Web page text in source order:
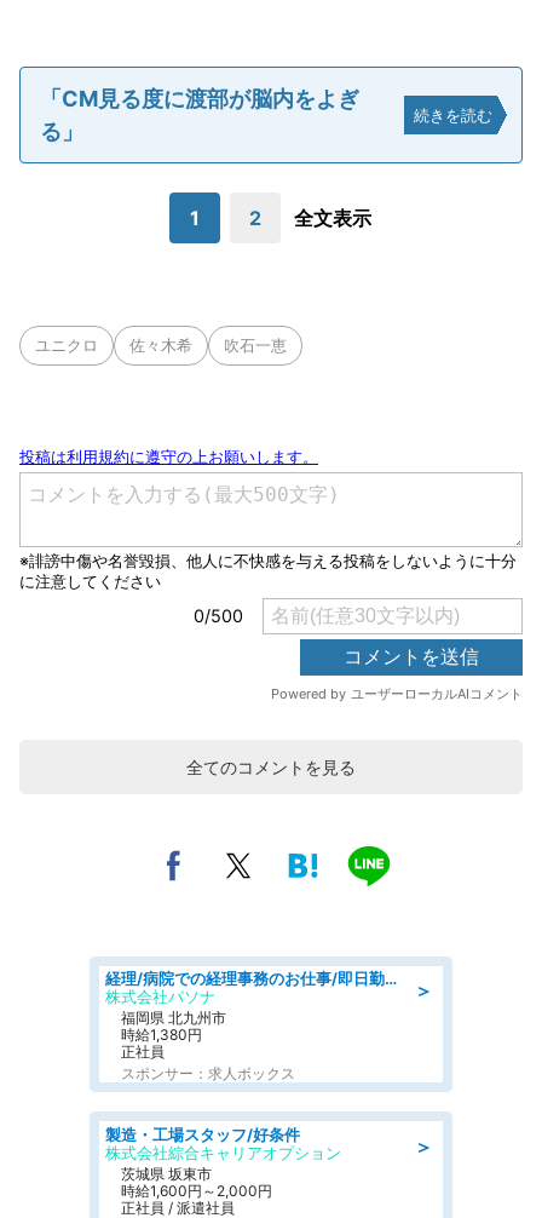
「CM見る度に渡部が脳内をよぎ
る」
続きを読む
1 2 全文表示
ユニクロ 佐々木希 吹石一恵
全てのコメントを見る
＞
経理/病院での経理事務のお仕事/即日勤務可/車通勤可/経理/一般事務
株式会社パソナ
福岡県 北九州市
時給1,380円
正社員
スポンサー：求人ボックス
＞
製造・工場スタッフ/好条件
株式会社綜合キャリアオプション
茨城県 坂東市
時給1,600円～2,000円
正社員 / 派遣社員